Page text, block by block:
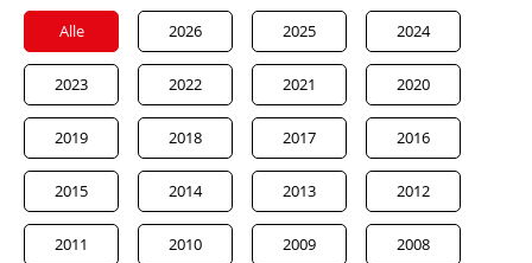
Alle 2026 2025 2024
2023 2022 2021 2020
2019 2018 2017 2016
2015 2014 2013 2012
2011 2010 2009 2008